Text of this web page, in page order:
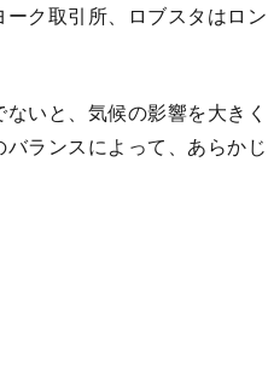
ク取引所、ロブスタはロン
いと、気候の影響を大きく
ランスによって、あらかじ